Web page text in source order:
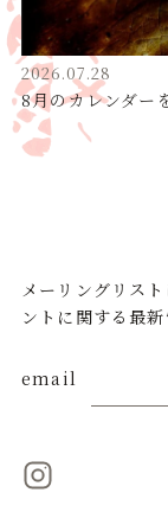
2026.07.28
8月のカレンダー
メーリングリス
ントに関する最
email